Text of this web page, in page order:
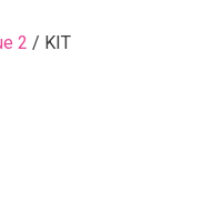
2 / KIT